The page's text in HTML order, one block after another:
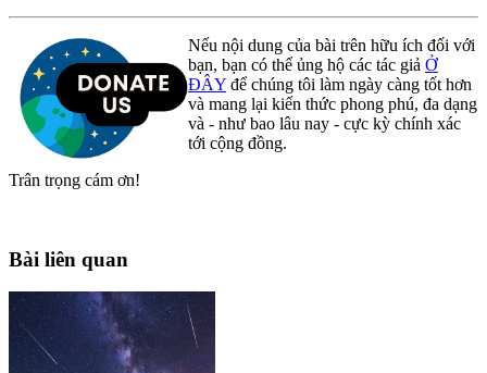
Nếu nội dung của bài trên hữu ích đối với
bạn, bạn có thể ủng hộ các tác giả Ở
ĐÂY để chúng tôi làm ngày càng tốt hơn
và mang lại kiến thức phong phú, đa dạng
và - như bao lâu nay - cực kỳ chính xác
tới cộng đồng.
Trân trọng cám ơn!
Bài liên quan